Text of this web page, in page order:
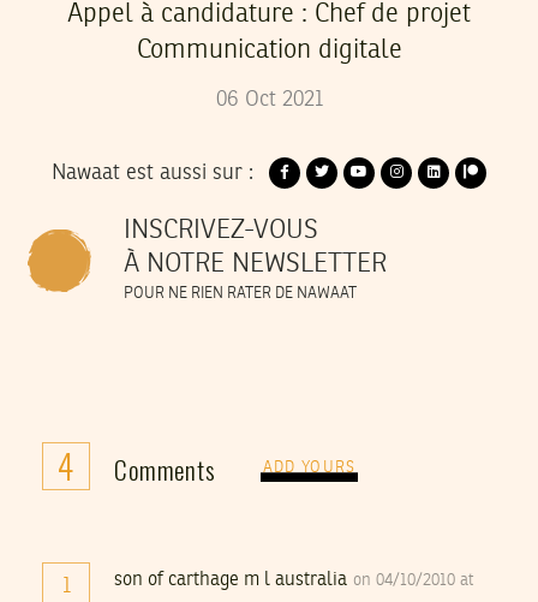
Appel à candidature : Chef de projet
Communication digitale
06 Oct 2021
Nawaat est aussi sur :
INSCRIVEZ-VOUS
À NOTRE NEWSLETTER
POUR NE RIEN RATER DE NAWAAT
4 Comments ADD YOURS
1 son of carthage m l australia on 04/10/2010 at